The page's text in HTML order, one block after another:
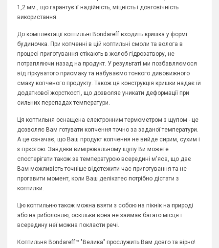
1,2 мм., що гарантує її надійність, міцність і довговічність
використання.
До комплектації коптильні Bondareff входить кришка у формі
будиночка. При копченні в цій коптильні смоли та волога в
процесі приготування стікають в жолоб гідрозатвору, не
потрапляючи назад на продукт. У результаті ми позбавляємося
від гіркуватого присмаку та набуваємо тонкого дивовижного
смаку копченого продукту. Також ця конструкція кришки надає їй
додаткової жорсткості, що дозволяє уникати деформації при
сильних перепадах температури.
Ця коптильня оснащена електронним термометром з щупом - це
дозволяє Вам готувати копчення точно за заданої температури.
А це означає, що Ваш продукт копчення не вийде сирим, сухим і
з гіркотою. Завдяки вимірювальному щупу Ви можете
спостерігати також за температурою всередині м'яса, що дає
Вам можливість точніше відстежити час приготування та не
прогавити момент, коли Ваш делікатес потрібно дістати з
коптилки.
Цю коптильню також можна взяти з собою на пікнік на природі
або на риболовлю, оскільки вона не займає багато місця і
всередину неї можна покласти речі.
Коптильня Bondareff™ "Велика" прослужить Вам довго та вірно!